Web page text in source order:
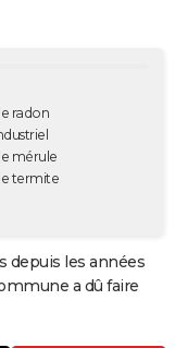
radon
mérule
termite
depuis les années
a dû faire